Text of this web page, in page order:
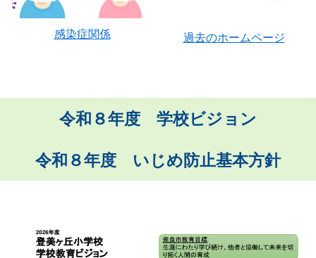
感染症関係 過去のホームページ
令和８年度 学校ビジョン
令和８年度 いじめ防止基本方針